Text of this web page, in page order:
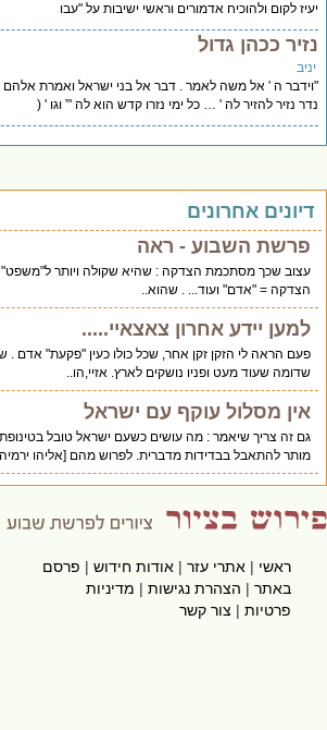
לקום ולהוכיח אדמורים וראשי ישיבות על "עבו
ככהן גדול
ה ' אל משה לאמר . דבר אל בני ישראל ואמרת אלהם
נזיר להזיר לה ' … כל ימי נזרו קדש הוא לה '” וגו ' (
אחרונים
פרשת השבוע - ראה
עצוב שכך מסתכמת הצדקה : שהיא שקולה ויותר ל"משפט"
הצדקה = "אדם" ועוד... . שהוא..
למען יידע אחרון צאצאיי.....
פעם הראה לי הזקן זקן אחר, שכל כולו כעין "פקעת" אדם .
שדומה שעוד מעט ופניו נושקים לארץ. אזיי,הו..
אין מסלול עוקף עם ישראל
גם זה צריך שיאמר : מה עושים כשעם ישראל טובל בטינופת
מותר להתאבל בבדידות מדברית. לפרוש מהם [אליהו ירמיה ו..
ראשי|אתרי עזר|אודות חידוש|פרסם
באתר|הצהרת נגישות|מדיניות
פרטיות|צור קשר